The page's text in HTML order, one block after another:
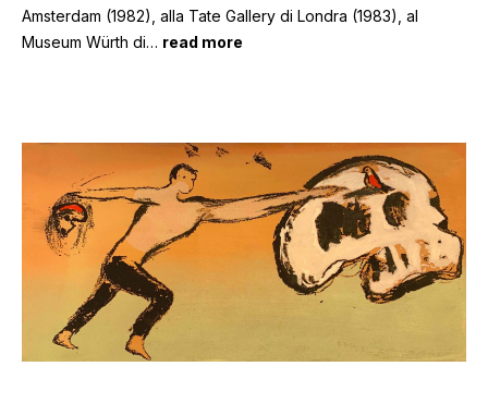
Amsterdam (1982), alla Tate Gallery di Londra (1983), al
Museum Würth di… read more